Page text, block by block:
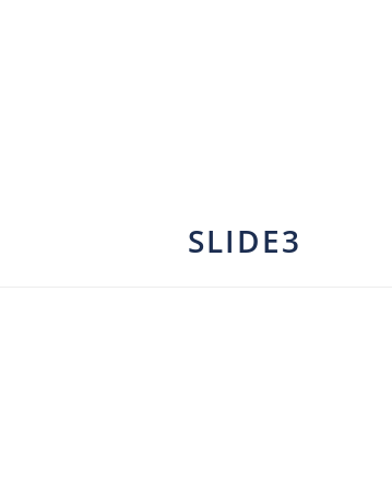
SLIDE3